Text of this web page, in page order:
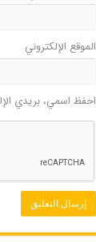
الموقع الإلكتروني
احفظ اسمي، بريدي